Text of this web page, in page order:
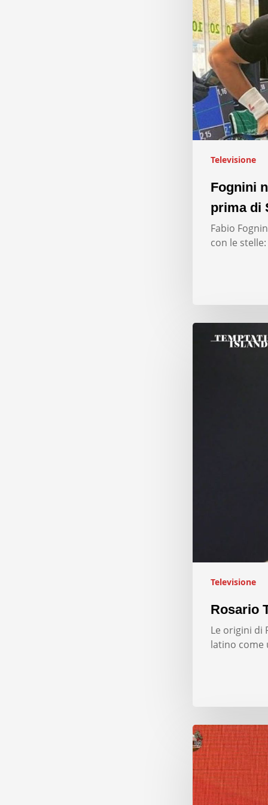
Televisione
Fognini
prima di
Fabio
con le
Televisione
Rosario
Le origini di
latino come